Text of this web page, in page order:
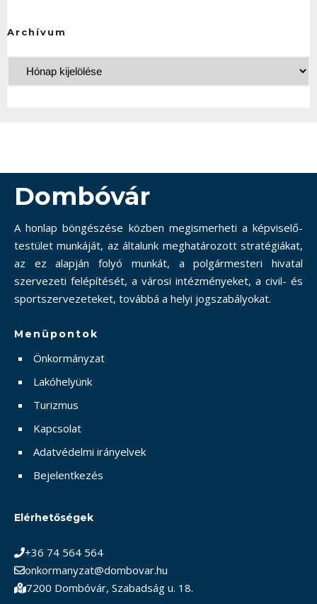
Archívum
Dombóvár
A honlap böngészése közben megismerheti a képviselő-
testület munkáját, az általunk meghatározott stratégiákat,
az ez alapján folyó munkát, a polgármesteri hivatal
szervezeti felépítését, a városi intézményeket, a civil- és
sportszervezeteket, továbbá a helyi jogszabályokat.
Menüpontok
Önkormányzat
Lakóhelyünk
Turizmus
Kapcsolat
Adatvédelmi irányelvek
Bejelentkezés
Elérhetőségek
+36 74 564 564
onkormanyzat@dombovar.hu
7200 Dombóvár, Szabadság u. 18.